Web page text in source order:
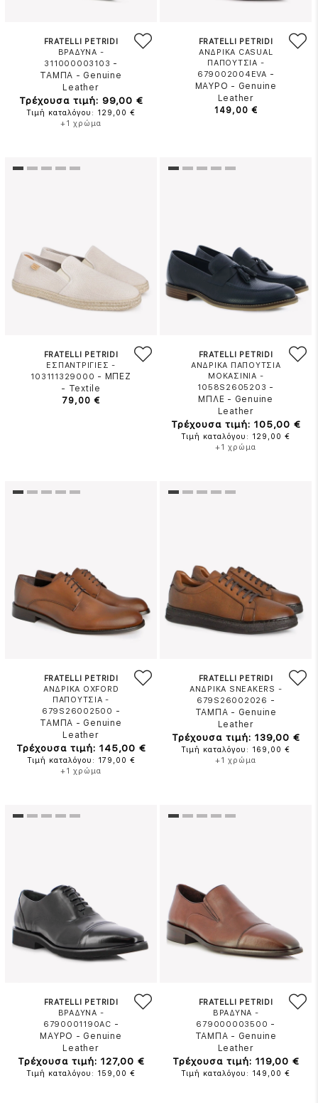
FRATELLI PETRIDI
ΒΡΑΔΥΝΑ -
311000003103 -
ΤΑΜΠΑ - Genuine
Leather
Τρέχουσα τιμή: 99,00 €
Τιμή καταλόγου: 129,00 €
+1 χρώμα
FRATELLI PETRIDI
ΑΝΔΡΙΚΑ CASUAL
ΠΑΠΟΥΤΣΙΑ -
679002004EVA -
ΜΑΥΡΟ - Genuine
Leather
149,00 €
FRATELLI PETRIDI
ΕΣΠΑΝΤΡΙΓΙΕΣ -
103111329000 - ΜΠΕΖ
- Textile
79,00 €
FRATELLI PETRIDI
ΑΝΔΡΙΚΑ ΠΑΠΟΥΤΣΙΑ
ΜΟΚΑΣΙΝΙΑ -
1058S2605203 -
ΜΠΛΕ - Genuine
Leather
Τρέχουσα τιμή: 105,00 €
Τιμή καταλόγου: 129,00 €
+1 χρώμα
FRATELLI PETRIDI
ΑΝΔΡΙΚΑ OXFORD
ΠΑΠΟΥΤΣΙΑ -
679S26002500 -
ΤΑΜΠΑ - Genuine
Leather
Τρέχουσα τιμή: 145,00 €
Τιμή καταλόγου: 179,00 €
+1 χρώμα
FRATELLI PETRIDI
ΑΝΔΡΙΚΑ SNEAKERS -
679S26002026 -
ΤΑΜΠΑ - Genuine
Leather
Τρέχουσα τιμή: 139,00 €
Τιμή καταλόγου: 169,00 €
+1 χρώμα
FRATELLI PETRIDI
ΒΡΑΔΥΝΑ -
6790001190AC -
ΜΑΥΡΟ - Genuine
Leather
Τρέχουσα τιμή: 127,00 €
Τιμή καταλόγου: 159,00 €
FRATELLI PETRIDI
ΒΡΑΔΥΝΑ -
679000003500 -
ΤΑΜΠΑ - Genuine
Leather
Τρέχουσα τιμή: 119,00 €
Τιμή καταλόγου: 149,00 €